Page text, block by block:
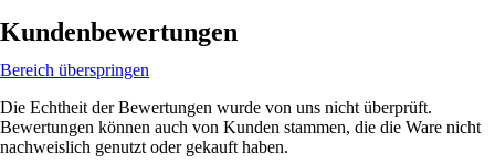
Kundenbewertungen
Bereich überspringen
Die Echtheit der Bewertungen wurde von uns nicht überprüft.
Bewertungen können auch von Kunden stammen, die die Ware nicht
nachweislich genutzt oder gekauft haben.